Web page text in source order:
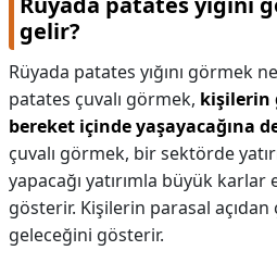
gelir?
Rüyada patates yığını görmek
patates çuvalı görmek, kişilerin
bereket içinde yaşayacağına
çuvalı görmek, bir sektörde
yapacağı yatırımla büyük
gösterir. Kişilerin parasal
geleceğini gösterir.